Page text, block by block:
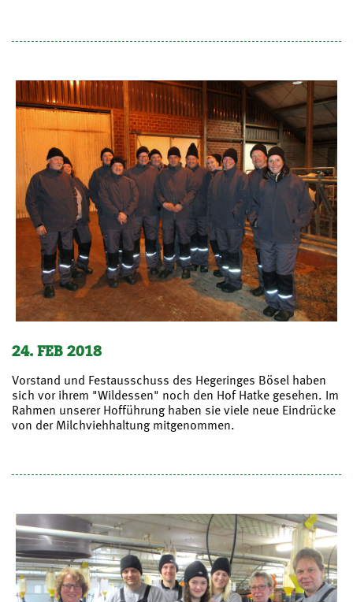
24. FEB 2018
Vorstand und Festausschuss des Hegeringes Bösel haben
sich vor ihrem "Wildessen" noch den Hof Hatke gesehen. Im
Rahmen unserer Hofführung haben sie viele neue Eindrücke
von der Milchviehhaltung mitgenommen.